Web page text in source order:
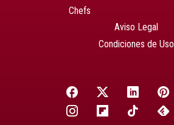
Chefs
Aviso Legal
Condiciones de Uso